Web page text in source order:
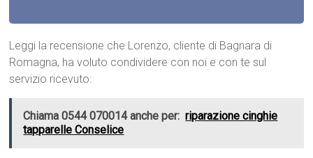
Leggi la recensione che Lorenzo, cliente di Bagnara di
Romagna, ha voluto condividere con noi e con te sul
servizio ricevuto:
Chiama 0544 070014 anche per: riparazione cinghie
tapparelle Conselice